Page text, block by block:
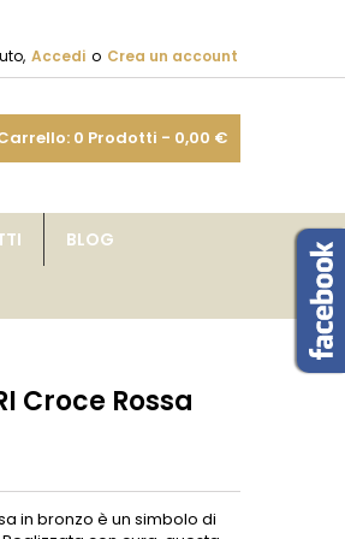
Accedi o Crea un account
0 Prodotti - 0,00 €
BLOG
Croce Rossa
in bronzo è un simbolo di